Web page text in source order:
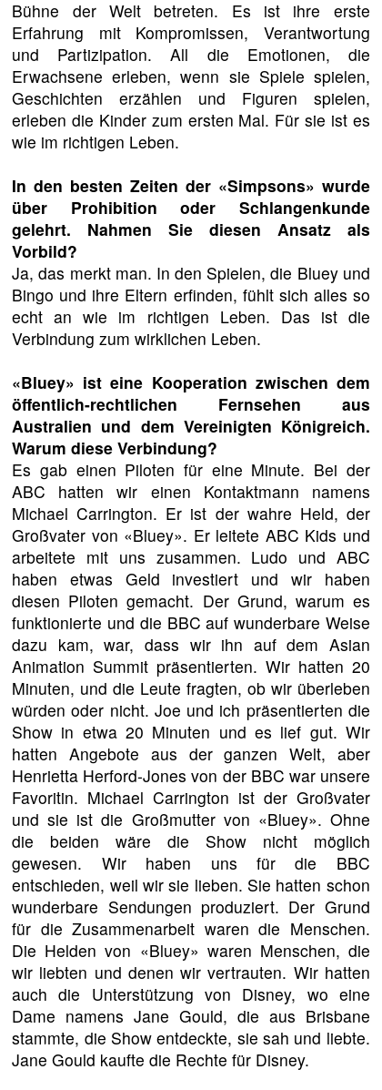
Bühne der Welt betreten. Es ist ihre erste
Erfahrung mit Kompromissen, Verantwortung
und Partizipation. All die Emotionen, die
Erwachsene erleben, wenn sie Spiele spielen,
Geschichten erzählen und Figuren spielen,
erleben die Kinder zum ersten Mal. Für sie ist es
wie im richtigen Leben.
In den besten Zeiten der «Simpsons» wurde
über Prohibition oder Schlangenkunde
gelehrt. Nahmen Sie diesen Ansatz als
Vorbild?
Ja, das merkt man. In den Spielen, die Bluey und
Bingo und ihre Eltern erfinden, fühlt sich alles so
echt an wie im richtigen Leben. Das ist die
Verbindung zum wirklichen Leben.
«Bluey» ist eine Kooperation zwischen dem
öffentlich-rechtlichen Fernsehen aus
Australien und dem Vereinigten Königreich.
Warum diese Verbindung?
Es gab einen Piloten für eine Minute. Bei der
ABC hatten wir einen Kontaktmann namens
Michael Carrington. Er ist der wahre Held, der
Großvater von «Bluey». Er leitete ABC Kids und
arbeitete mit uns zusammen. Ludo und ABC
haben etwas Geld investiert und wir haben
diesen Piloten gemacht. Der Grund, warum es
funktionierte und die BBC auf wunderbare Weise
dazu kam, war, dass wir ihn auf dem Asian
Animation Summit präsentierten. Wir hatten 20
Minuten, und die Leute fragten, ob wir überleben
würden oder nicht. Joe und ich präsentierten die
Show in etwa 20 Minuten und es lief gut. Wir
hatten Angebote aus der ganzen Welt, aber
Henrietta Herford-Jones von der BBC war unsere
Favoritin. Michael Carrington ist der Großvater
und sie ist die Großmutter von «Bluey». Ohne
die beiden wäre die Show nicht möglich
gewesen. Wir haben uns für die BBC
entschieden, weil wir sie lieben. Sie hatten schon
wunderbare Sendungen produziert. Der Grund
für die Zusammenarbeit waren die Menschen.
Die Helden von «Bluey» waren Menschen, die
wir liebten und denen wir vertrauten. Wir hatten
auch die Unterstützung von Disney, wo eine
Dame namens Jane Gould, die aus Brisbane
stammte, die Show entdeckte, sie sah und liebte.
Jane Gould kaufte die Rechte für Disney.